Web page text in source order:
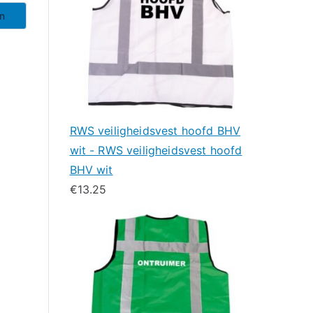
RWS veiligheidsvest hoofd BHV
wit - RWS veiligheidsvest hoofd
BHV wit
€13.25